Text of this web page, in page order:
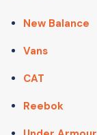
New Balance
Vans
CAT
Reebok